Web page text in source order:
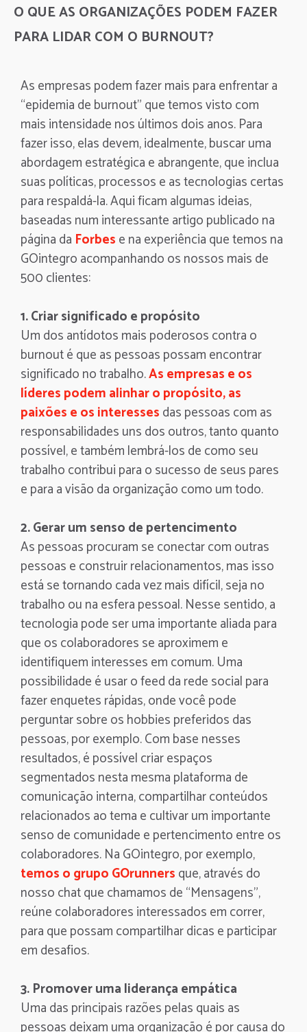
O QUE AS ORGANIZAÇÕES PODEM FAZER
PARA LIDAR COM O BURNOUT?
As empresas podem fazer mais para enfrentar a
“epidemia de burnout” que temos visto com
mais intensidade nos últimos dois anos. Para
fazer isso, elas devem, idealmente, buscar uma
abordagem estratégica e abrangente, que inclua
suas políticas, processos e as tecnologias certas
para respaldá-la. Aqui ficam algumas ideias,
baseadas num interessante artigo publicado na
página da Forbese na experiência que temos na
GOintegro acompanhando os nossos mais de
500 clientes:
1. Criar significado e propósito
Um dos antídotos mais poderosos contra o
burnout é que as pessoas possam encontrar
significado no trabalho.As empresas e os
líderes podem alinhar o propósito, as
paixões e os interessesdas pessoas com as
responsabilidades uns dos outros, tanto quanto
possível, e também lembrá-los de como seu
trabalho contribui para o sucesso de seus pares
e para a visão da organização como um todo.
2. Gerar um senso de pertencimento
As pessoas procuram se conectar com outras
pessoas e construir relacionamentos, mas isso
está se tornando cada vez mais difícil, seja no
trabalho ou na esfera pessoal. Nesse sentido, a
tecnologia pode ser uma importante aliada para
que os colaboradores se aproximem e
identifiquem interesses em comum. Uma
possibilidade é usar o feed da rede social para
fazer enquetes rápidas, onde você pode
perguntar sobre os hobbies preferidos das
pessoas, por exemplo. Com base nesses
resultados, é possível criar espaços
segmentados nesta mesma plataforma de
comunicação interna, compartilhar conteúdos
relacionados ao tema e cultivar um importante
senso de comunidade e pertencimento entre os
colaboradores. Na GOintegro, por exemplo,
temos o grupo GOrunnersque, através do
nosso chat que chamamos de “Mensagens”,
reúne colaboradores interessados em correr,
para que possam compartilhar dicas e participar
em desafios.
3. Promover uma liderança empática
Uma das principais razões pelas quais as
pessoas deixam uma organização é por causa do